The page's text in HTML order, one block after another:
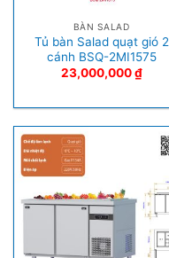
BÀN SALAD
Tủ bàn Salad quạt gió 2
cánh BSQ-2MI1575
23,000,000₫